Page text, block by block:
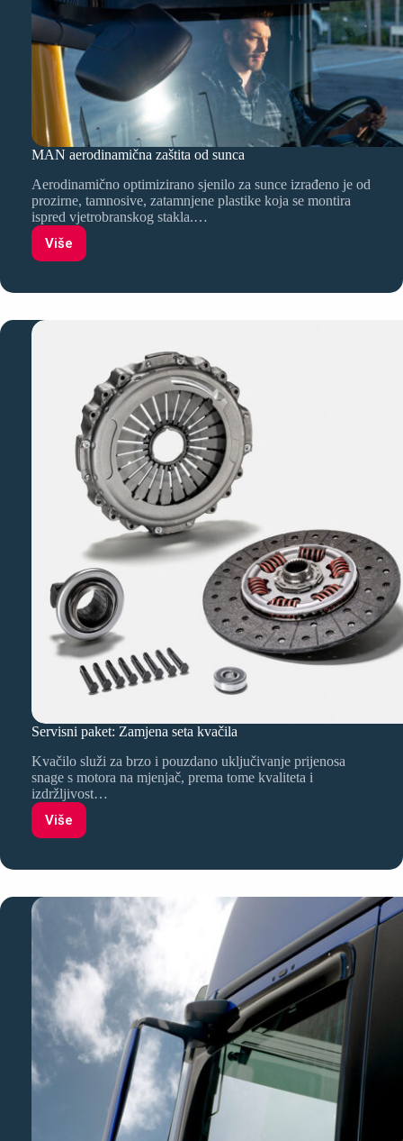
MAN aerodinamična zaštita od sunca
Aerodinamično optimizirano sjenilo za sunce izrađeno je od
prozirne, tamnosive, zatamnjene plastike koja se montira
ispred vjetrobranskog stakla.…
VišeMAN
aerodinamična
Servisni paket: Zamjena seta kvačila
Kvačilo služi za brzo i pouzdano uključivanje prijenosa
snage s motora na mjenjač, prema tome kvaliteta i
izdržljivost…
VišeServisni
paket:
seta